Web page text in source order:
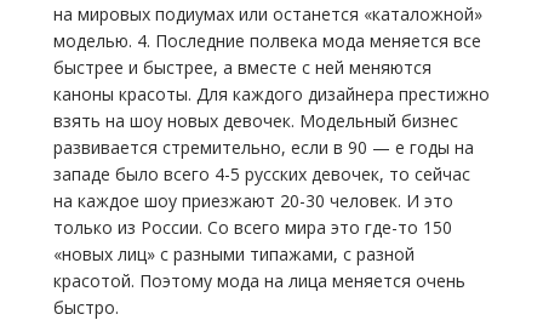
на мировых подиумах или останется «каталожной»
моделью. 4. Последние полвека мода меняется все
быстрее и быстрее, а вместе с ней меняются
каноны красоты. Для каждого дизайнера престижно
взять на шоу новых девочек. Модельный бизнес
развивается стремительно, если в 90 — е годы на
западе было всего 4-5 русских девочек, то сейчас
на каждое шоу приезжают 20-30 человек. И это
только из России. Со всего мира это где-то 150
«новых лиц» с разными типажами, с разной
красотой. Поэтому мода на лица меняется очень
быстро.